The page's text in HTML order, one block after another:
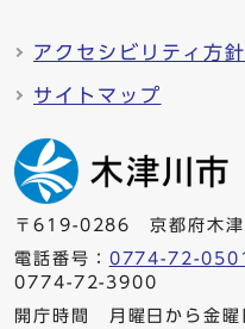
アクセシビリティ方針
サイトマップ
〒619-0286 京都府木津
電話番号： 0774-72-0501
0774-72-3900
開庁時間 月曜日から金